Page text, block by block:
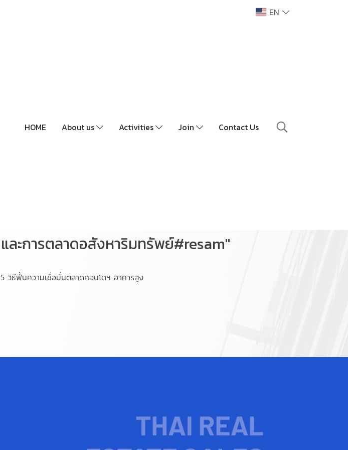
EN
HOME About us Activities Join Contact Us
ละการตลาดอสังหาริมทรัพย์#resam"
วิธีฟื้นความเชื่อมั่นตลาดคอนโดฯ อาคารสูง